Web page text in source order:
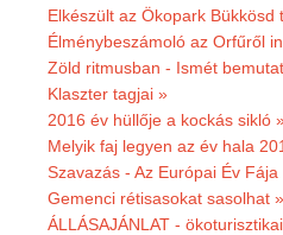
Elkészült az Ökopark
Élménybeszámoló az Orfűről
Zöld ritmusban - Ismét
Klaszter tagjai »
2016 év hüllője a kockás sikló
Melyik faj legyen az év hala
Szavazás - Az Európai Év
Gemenci rétisasokat sasolhat »
ÁLLÁSAJÁNLAT -